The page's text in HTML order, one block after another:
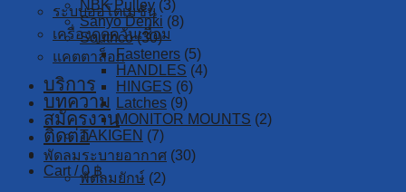
ระบบออโตเมชั่น
เครื่องดูดควันเชื่อม
แคตตาล็อก
บริการ
บทความ
สมัครงาน
ติดต่อ
Cart /0 ฿
NBK Pulley (3)
Sanyo Denki (8)
Southco (30)
Fasteners (5)
HANDLES (4)
HINGES (6)
Latches (9)
MONITOR MOUNTS (2)
TAKIGEN (7)
พัดลมระบายอากาศ (30)
พัดลมยักษ์ (2)